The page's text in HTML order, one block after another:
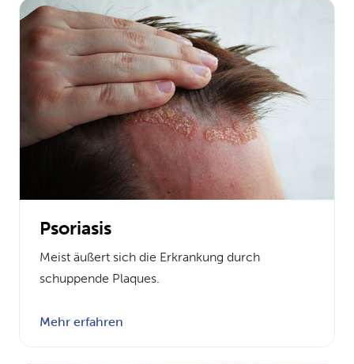
Psoriasis
Meist äußert sich die Erkrankung durch
schuppende Plaques.
Mehr erfahren